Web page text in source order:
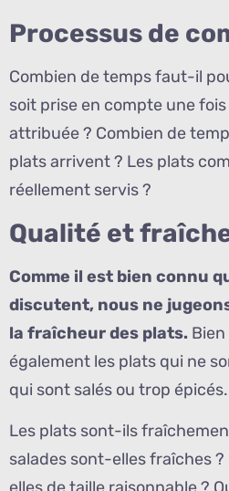
Processus de
Combien de temps faut-il
soit prise en compte une
attribuée ? Combien de
plats arrivent ? Les plats
réellement servis ?
Qualité et
Comme il est bien connu
discutent, nous ne
la fraîcheur des plats.
également les plats qui ne
qui sont salés ou trop épicés.
Les plats sont-ils
salades sont-elles fraîches